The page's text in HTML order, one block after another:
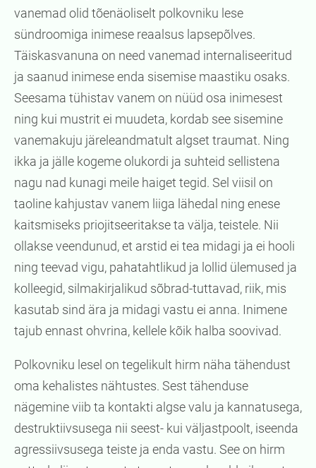
vanemad olid tõenäoliselt polkovniku lese
sündroomiga inimese reaalsus lapsepõlves.
Täiskasvanuna on need vanemad internaliseeritud
ja saanud inimese enda sisemise maastiku osaks.
Seesama tühistav vanem on nüüd osa inimesest
ning kui mustrit ei muudeta, kordab see sisemine
vanemakuju järeleandmatult algset traumat. Ning
ikka ja jälle kogeme olukordi ja suhteid sellistena
nagu nad kunagi meile haiget tegid. Sel viisil on
taoline kahjustav vanem liiga lähedal ning enese
kaitsmiseks priojitseeritakse ta välja, teistele. Nii
ollakse veendunud, et arstid ei tea midagi ja ei hooli
ning teevad vigu, pahatahtlikud ja lollid ülemused ja
kolleegid, silmakirjalikud sõbrad-tuttavad, riik, mis
kasutab sind ära ja midagi vastu ei anna. Inimene
tajub ennast ohvrina, kellele kõik halba soovivad.
Polkovniku lesel on tegelikult hirm näha tähendust
oma kehalistes nähtustes. Sest tähenduse
nägemine viib ta kontakti algse valu ja kannatusega,
destruktiivsusega nii seest- kui väljastpoolt, iseenda
agressiivsusega teiste ja enda vastu. See on hirm